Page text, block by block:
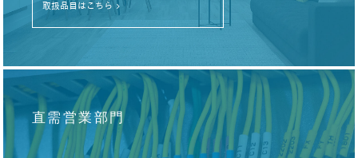
取扱品目はこちら
直需営業部門